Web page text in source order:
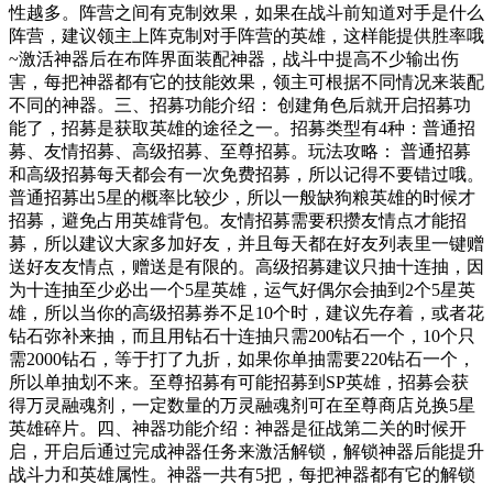
性越多。阵营之间有克制效果，如果在战斗前知道对手是什么
阵营，建议领主上阵克制对手阵营的英雄，这样能提供胜率哦
~激活神器后在布阵界面装配神器，战斗中提高不少输出伤
害，每把神器都有它的技能效果，领主可根据不同情况来装配
不同的神器。三、招募功能介绍： 创建角色后就开启招募功
能了，招募是获取英雄的途径之一。招募类型有4种：普通招
募、友情招募、高级招募、至尊招募。玩法攻略： 普通招募
和高级招募每天都会有一次免费招募，所以记得不要错过哦。
普通招募出5星的概率比较少，所以一般缺狗粮英雄的时候才
招募，避免占用英雄背包。友情招募需要积攒友情点才能招
募，所以建议大家多加好友，并且每天都在好友列表里一键赠
送好友友情点，赠送是有限的。高级招募建议只抽十连抽，因
为十连抽至少必出一个5星英雄，运气好偶尔会抽到2个5星英
雄，所以当你的高级招募券不足10个时，建议先存着，或者花
钻石弥补来抽，而且用钻石十连抽只需200钻石一个，10个只
需2000钻石，等于打了九折，如果你单抽需要220钻石一个，
所以单抽划不来。至尊招募有可能招募到SP英雄，招募会获
得万灵融魂剂，一定数量的万灵融魂剂可在至尊商店兑换5星
英雄碎片。四、神器功能介绍：神器是征战第二关的时候开
启，开启后通过完成神器任务来激活解锁，解锁神器后能提升
战斗力和英雄属性。神器一共有5把，每把神器都有它的解锁